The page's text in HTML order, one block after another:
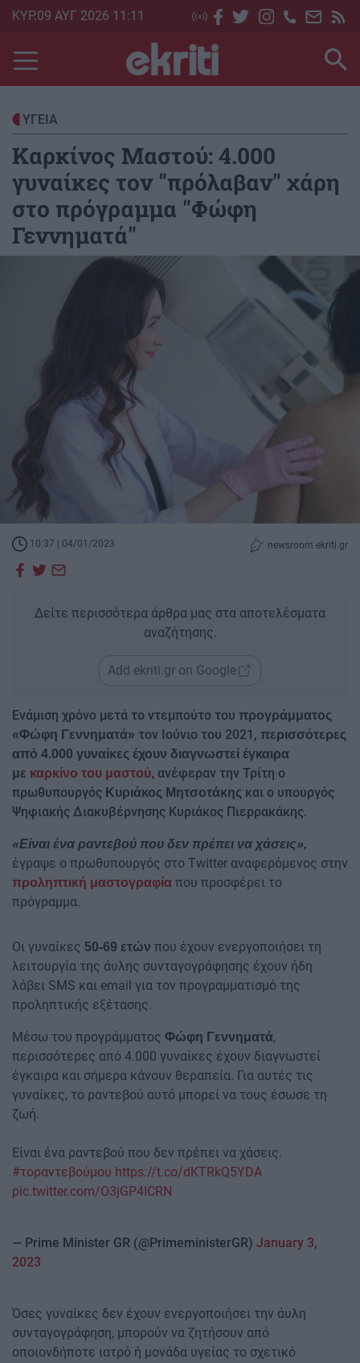
Skip
main
content
ΚΥΡ.09 ΑΥΓ 2026 11:11
ΥΓΕΙΑ
Καρκίνος Μαστού: 4.000
γυναίκες τον "πρόλαβαν" χάρη
στο πρόγραμμα "Φώφη
Γεννηματά"
10:37 | 04/01/2023 newsroom ekriti.gr
Δείτε περισσότερα άρθρα μας στα αποτελέσματα
αναζήτησης.
Add ekriti.gr on Google
Ενάμιση χρόνο μετά το ντεμπούτο του προγράμματος
«Φώφη Γεννηματά» τον Ιούνιο του 2021, περισσότερες
από 4.000 γυναίκες έχουν διαγνωστεί έγκαιρα
με καρκίνο του μαστού, ανέφεραν την Τρίτη ο
πρωθυπουργός Κυριάκος Μητσοτάκης και ο υπουργός
Ψηφιακής Διακυβέρνησης Κυριάκος Πιερρακάκης.
«Είναι ένα ραντεβού που δεν πρέπει να χάσεις»,
έγραψε ο πρωθυπουργός στο Twitter αναφερόμενος στην
προληπτική μαστογραφία που προσφέρει το
πρόγραμμα.
Οι γυναίκες 50-69 ετών που έχουν ενεργοποιήσει τη
λειτουργία της άυλης συνταγογράφησης έχουν ήδη
λάβει SMS και email για τον προγραμματισμό της
προληπτικής εξέτασης.
Mέσω του προγράμματος Φώφη Γεννηματά,
περισσότερες από 4.000 γυναίκες έχουν διαγνωστεί
έγκαιρα και σήμερα κάνουν θεραπεία. Για αυτές τις
γυναίκες, το ραντεβού αυτό μπορεί να τους έσωσε τη
ζωή.
Είναι ένα ραντεβού που δεν πρέπει να χάσεις.
#τοραντεβούμου https://t.co/dKTRkQ5YDA
pic.twitter.com/O3jGP4ICRN
— Prime Minister GR (@PrimeministerGR) January 3,
2023
Όσες γυναίκες δεν έχουν ενεργοποιήσει την άυλη
συνταγογράφηση, μπορούν να ζητήσουν από
οποιονδήποτε ιατρό ή μονάδα υγείας το σχετικό